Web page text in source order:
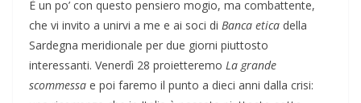
È un po’ con questo pensiero mogio, ma combattente,
che vi invito a unirvi a me e ai soci di Banca etica della
Sardegna meridionale per due giorni piuttosto
interessanti. Venerdì 28 proietteremo La grande
scommessa e poi faremo il punto a dieci anni dalla crisi: